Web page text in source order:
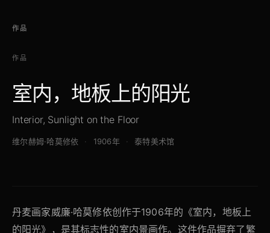
作品
作品
室内，地板上的阳光
Interior, Sunlight on the Floor
维尔赫姆·哈莫修依 1906年 泰特美术馆
丹麦画家威廉·哈莫修依创作于1906年的《室内，地板上
的阳光》，是其标志性的室内景画作。这件作品摒弃了繁